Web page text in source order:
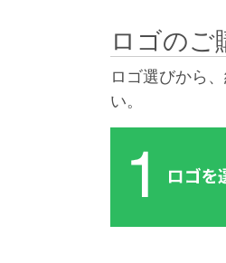
ロゴのご
ロゴ選びから
い。